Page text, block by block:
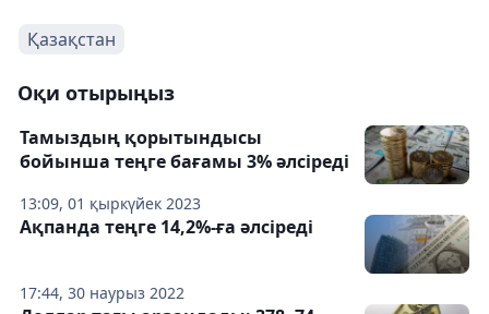
Қазақстан
Оқи отырыңыз
13:09, 01 қыркүйек 2023
Тамыздың қорытындысы
бойынша теңге бағамы 3% әлсіреді
17:44, 30 наурыз 2022
Ақпанда теңге 14,2%-ға әлсіреді